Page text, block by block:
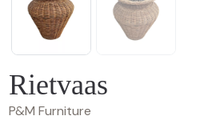
Rietvaas
P&M Furniture